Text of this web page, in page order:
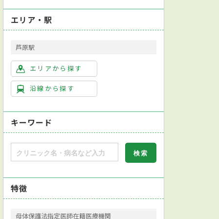
エリア・駅
芦原駅
エリアから探す
沿線から探す
キーワード
特徴
母体保護法指定医師在籍医療機関